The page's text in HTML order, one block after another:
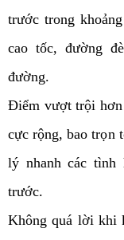
trước trong
cao tốc, đường
đường.
Điểm vượt trội hơn
cực rộng, bao trọn
lý nhanh các tình
trước.
Không quá lời khi